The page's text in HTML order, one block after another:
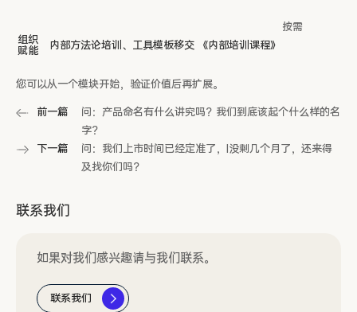
组织
赋能
内部方法论培训、工具模板移交 《内部培训课程》
按需
您可以从一个模块开始，验证价值后再扩展。
前一篇
问：产品命名有什么讲究吗？我们到底该起个什么样的名
字？
下一篇
问：我们上市时间已经定准了，I没剩几个月了，还来得
及找你们吗？
联系我们
如果对我们感兴趣请与我们联系。
联系我们